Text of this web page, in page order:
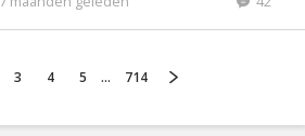
3 4 5 ... 714